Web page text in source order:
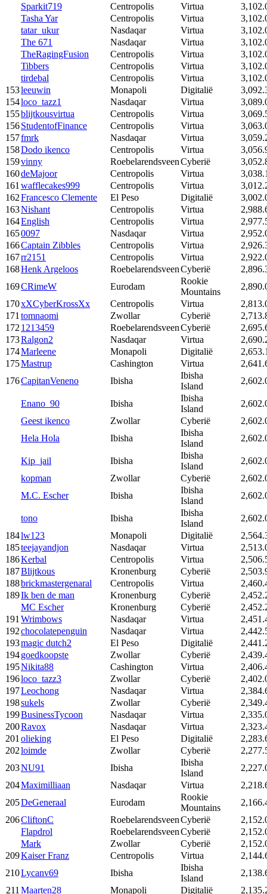
Sparkit719
Centropolis Virtua
Tasha Yar
Centropolis Virtua
tatar_ukur
Nasdaqar Virtua
The 671
Nasdaqar Virtua
TheRagingFusion
Centropolis Virtua
Tibbers
Centropolis Virtua
tirdebal
Centropolis Virtua
153leeuwin Monapoli Digitalië
154loco_tazz1 Nasdaqar Virtua
155blijtkousvirtua Centropolis Virtua
156StudentofFinance Centropolis Virtua
157fmrk Nasdaqar Virtua
158Dodo ikenco Centropolis Virtua
159vinny RoebelarendsveenCyberië
160deMajoor Centropolis Virtua
161 wafflecakes999 Centropolis Virtua
162Francesco Clemente El Peso Digitalië
163Nishant Centropolis Virtua
164English Centropolis Virtua
1650097 Nasdaqar Virtua
166Captain Zibbles Centropolis Virtua
167rr2151 Centropolis Virtua
168Henk Argeloos RoebelarendsveenCyberië
169CRimeW Eurodam
Rookie
Mountains
170xXCyberKrossXx Centropolis Virtua
171 tomnaomi Zwollar Cyberië
172 1213459 RoebelarendsveenCyberië
173Ralgon2 Nasdaqar Virtua
174Marleene Monapoli Digitalië
175Mastrup Cashington Virtua
176CapitanVeneno Ibisha
Ibisha
Island
Enano_90 Ibisha
Ibisha
Island
Geest ikenco
Zwollar Cyberië
Hela Hola
Ibisha
Ibisha
Island
Kip_jail Ibisha
Ibisha
Island
kopman
Zwollar Cyberië
M.C. Escher
Ibisha
Ibisha
Island
tono Ibisha
Ibisha
Island
184lw123 Monapoli Digitalië
185teejayandjon Nasdaqar Virtua
186Kerbal Centropolis Virtua
187Blijtkous Kronenburg Cyberië
188brickmastergenaral Centropolis Virtua
189Ik ben de man Kronenburg Cyberië
MC Escher
Kronenburg Cyberië
191 Wrimbows Nasdaqar Virtua
192chocolatepenguin Nasdaqar Virtua
193magic dutch2 El Peso Digitalië
194goedkoopste Zwollar Cyberië
195Nikita88 Cashington Virtua
196loco_tazz3 Zwollar Cyberië
197Leochong Nasdaqar Virtua
198sukels Zwollar Cyberië
199BusinessTycoon Nasdaqar Virtua
200Ravox Nasdaqar Virtua
201 olieking El Peso Digitalië
202loimde Zwollar Cyberië
203NU91 Ibisha
Ibisha
Island
204Maximilliaan Nasdaqar Virtua
205DeGeneraal Eurodam
Rookie
Mountains
206CliftonC RoebelarendsveenCyberië
Flapdrol
RoebelarendsveenCyberië
Mark
Zwollar Cyberië
209Kaiser Franz Centropolis Virtua
210Lycanv69 Ibisha
Ibisha
Island
211 Maarten28 Monapoli Digitalië